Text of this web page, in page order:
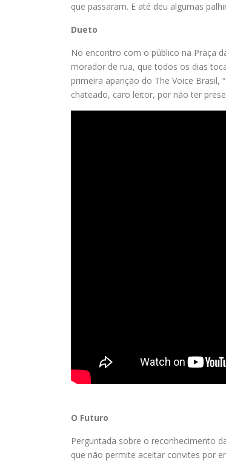
que passaram. E até deu algumas
Dueto
No encontro com o público na Praça
morador de rua, que todos os dias
primeira aparição do The Voice Brasil,
chateado, caro leitor, por não ter
O Futuro
Perguntada sobre o reconhecimento
que não permite aceitar convites por